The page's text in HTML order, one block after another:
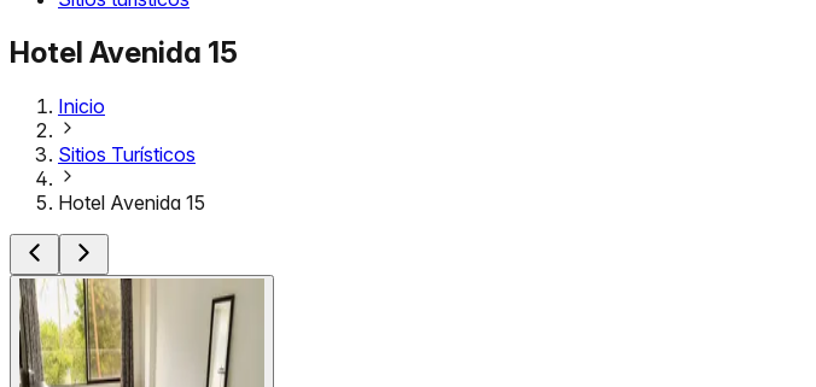
Hotel Avenida 15
Inicio
Sitios Turísticos
Hotel Avenida 15